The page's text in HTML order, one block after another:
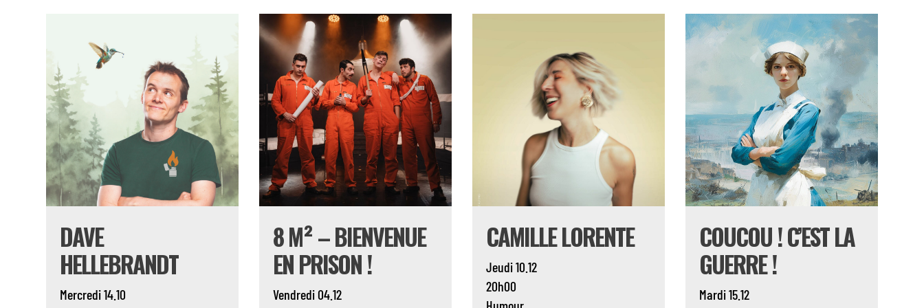
DAVE
HELLEBRANDT
Mercredi 14.10
8 M² – BIENVENUE
EN PRISON !
Vendredi 04.12
CAMILLE LORENTE
Jeudi 10.12
20h00
COUCOU ! C’EST LA
GUERRE !
Mardi 15.12